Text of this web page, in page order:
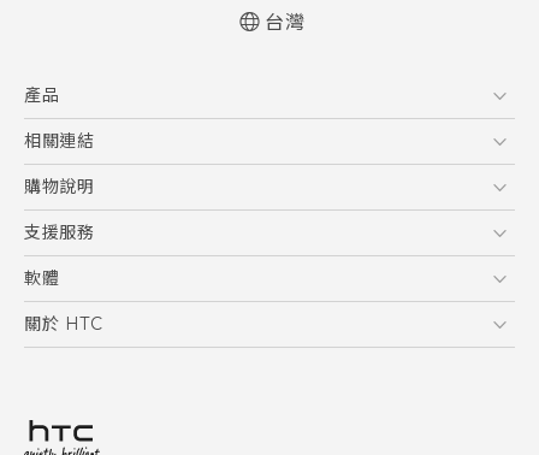
台灣
產品
5G
智慧型手機
配件
相關連結
HTC Research
購物說明
購物須知
訂單管理
付款方式
支援服務
到府收送維修服務
服務中心資訊
客戶服務佈告欄
軟體
應用程式
HTC Sync Manager
關於 HTC
投資人